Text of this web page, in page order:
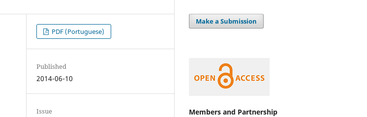
PDF (Portuguese)
Published
2014-06-10
Issue
Make a Submission
Members and Partnership